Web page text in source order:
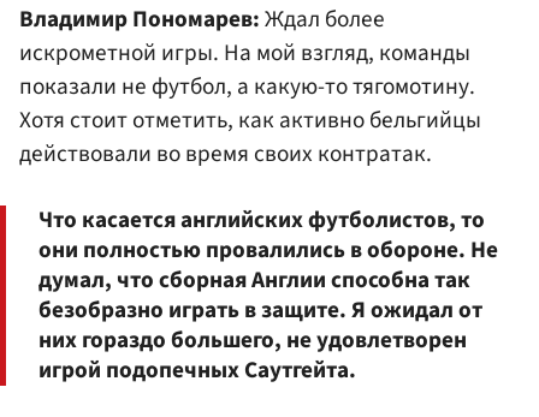
Владимир Пономарев:Ждал более
искрометной игры. На мой взгляд, команды
показали не футбол, а какую-то тягомотину.
Хотя стоит отметить, как активно бельгийцы
действовали во время своих контратак.
Что касается английских футболистов, то
они полностью провалились в обороне. Не
думал, что сборная Англии способна так
безобразно играть в защите. Я ожидал от
них гораздо большего, не удовлетворен
игрой подопечных Саутгейта.